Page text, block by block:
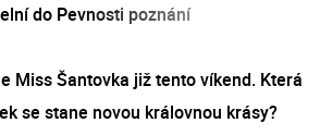
do Pevnosti poznání
Miss Šantovka již tento víkend. Která
se stane novou královnou krásy?